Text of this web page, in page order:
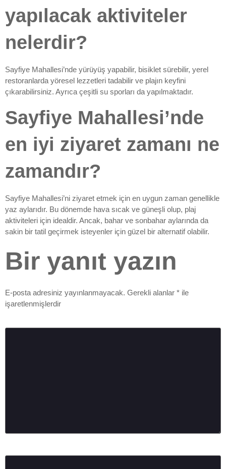
yapılacak aktiviteler
nelerdir?
Sayfiye Mahallesi’nde yürüyüş yapabilir, bisiklet sürebilir, yerel
restoranlarda yöresel lezzetleri tadabilir ve plajın keyfini
çıkarabilirsiniz. Ayrıca çeşitli su sporları da yapılmaktadır.
Sayfiye Mahallesi’nde
en iyi ziyaret zamanı ne
zamandır?
Sayfiye Mahallesi’ni ziyaret etmek için en uygun zaman genellikle
yaz aylarıdır. Bu dönemde hava sıcak ve güneşli olup, plaj
aktiviteleri için idealdir. Ancak, bahar ve sonbahar aylarında da
sakin bir tatil geçirmek isteyenler için güzel bir alternatif olabilir.
Bir yanıt yazın
E-posta adresiniz yayınlanmayacak. Gerekli alanlar * ile
işaretlenmişlerdir